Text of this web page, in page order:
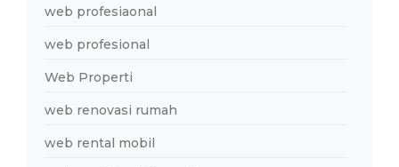
web profesiaonal
web profesional
Web Properti
web renovasi rumah
web rental mobil